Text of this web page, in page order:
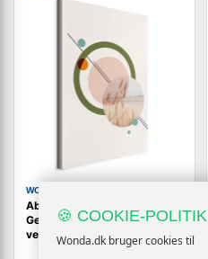
WONDA
Abstrakt lærredsbillede
Geometrisk landskab 1-delt
vertikalt
🍪 COOKIE-POLITIK
Wonda.dk bruger cookies til